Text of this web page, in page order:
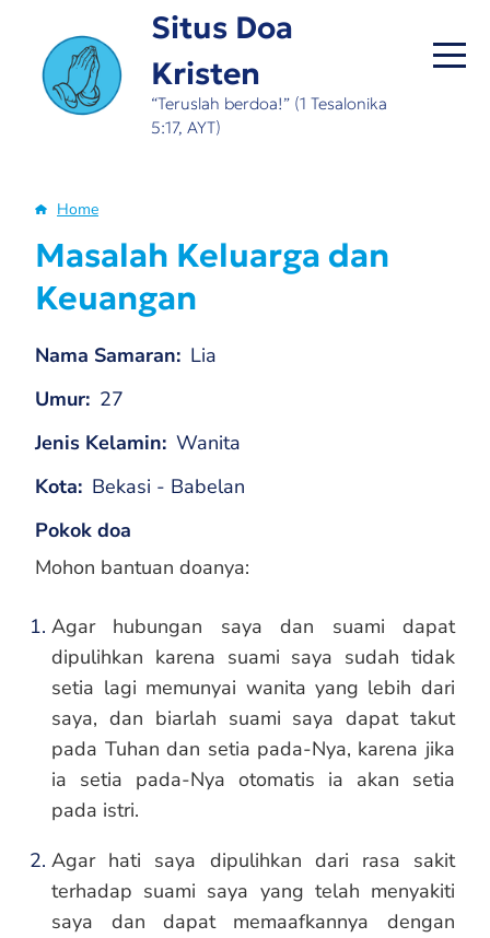
main
content
Situs Doa
Kristen
“Teruslah berdoa!” (1 Tesalonika
5:17, AYT)
Breadcrumb
Home
Masalah Keluarga dan
Keuangan
Nama Samaran
Lia
Umur 27
Jenis Kelamin Wanita
Kota
Bekasi - Babelan
Pokok doa
Mohon bantuan doanya:
Agar hubungan saya dan suami dapat
dipulihkan karena suami saya sudah tidak
setia lagi memunyai wanita yang lebih dari
saya, dan biarlah suami saya dapat takut
pada Tuhan dan setia pada-Nya, karena jika
ia setia pada-Nya otomatis ia akan setia
pada istri.
Agar hati saya dipulihkan dari rasa sakit
terhadap suami saya yang telah menyakiti
saya dan dapat memaafkannya dengan